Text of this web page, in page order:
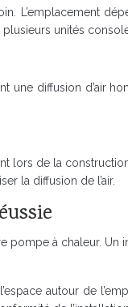
L’emplacement
plusieurs unités
une diffusion d’air
lors de la
la diffusion de l’air.
pompe à chaleur.
autour de